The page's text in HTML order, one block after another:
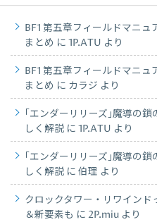
BF1 第五章フィールドマニ
まとめ に 1P.ATU より
BF1 第五章フィールドマニ
まとめ に カラジ より
｢エンダーリリーズ｣魔導の
しく解説 に 1P.ATU より
｢エンダーリリーズ｣魔導の
しく解説 に 伯理 より
クロックタワー・リワイン
＆新要素も に 2P.miu より